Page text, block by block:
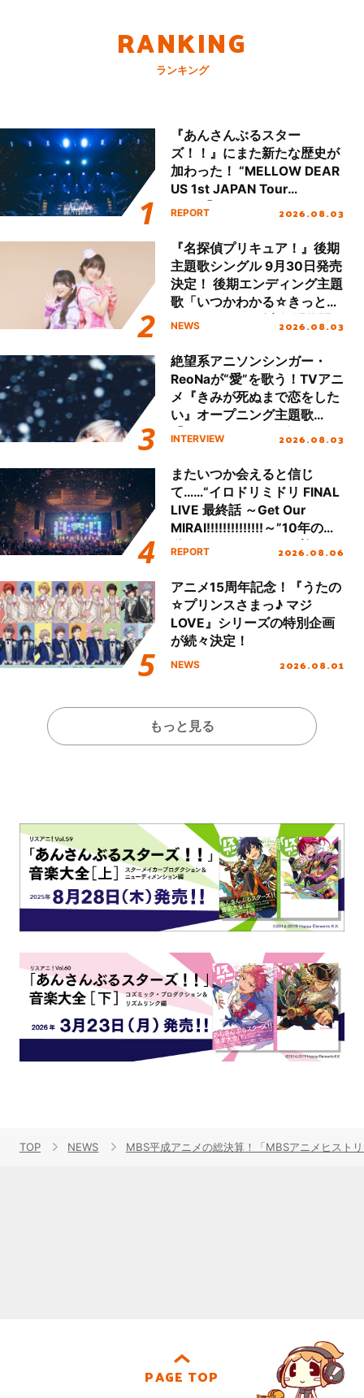
RANKING
ランキング
『あんさんぶるスター
ズ！！』にまた新たな歴史が
加わった！ “MELLOW DEAR
US 1st JAPAN Tour
Final「NICE to meet YOU
ート!!
REPORT 2026.08.03
『名探偵プリキュア！』後期
主題歌シングル 9月30日発売
決定！ 後期エンディング主題
歌「いつかわかる☆きっとあ
える」TVサイズ先行配信開
NEWS 2026.08.03
絶望系アニソンシンガー・
ReoNaが“愛”を歌う！TVアニ
メ『きみが死ぬまで恋をした
い』オープニング主題歌
「Amore」インタビュー
INTERVIEW 2026.08.03
またいつか会えると信じ
て……“イロドリミドリ FINAL
LIVE 最終話 ～Get Our
MIRAI!!!!!!!!!!!!!!～”10年の活
動を経てファイナルを迎える
REPORT 2026.08.06
アニメ15周年記念！『うたの
☆プリンスさまっ♪ マジ
LOVE』シリーズの特別企画
が続々決定！
NEWS 2026.08.01
もっと見る
TOP NEWS MBS平成アニメの総決算！「MBSアニメヒスト
PAGE TOP